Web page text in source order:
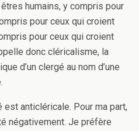
humains, y compris pour
pour ceux qui croient
pour ceux qui croient
donc cléricalisme, la
d’un clergé au nom d’une
anticléricale. Pour ma part,
négativement. Je préfère